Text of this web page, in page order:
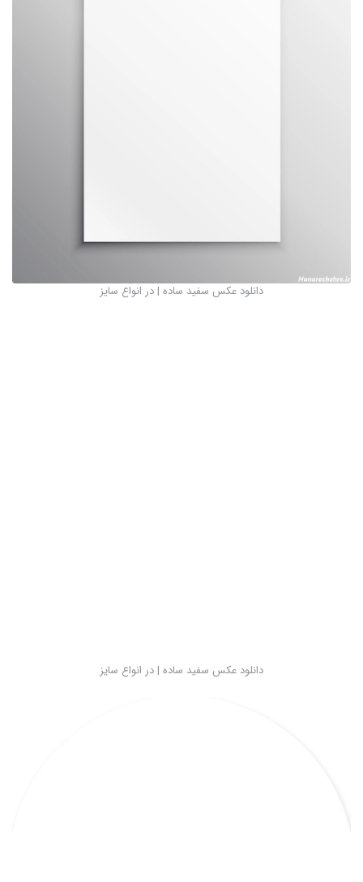
دانلود عکس سفید ساده | در انواع سایز
دانلود عکس سفید ساده | در انواع سایز